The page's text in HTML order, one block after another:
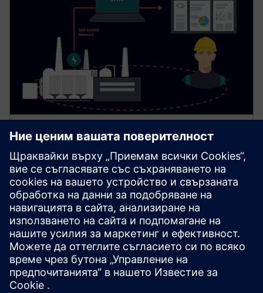
SIMATIC Energy Manager
Придобивайте, съхранявайте, анализирайте и
оценявайте подробни данни за потреблението от
всички машини. Мащабирайте от единични
машини до цели инсталации за ясна прозрачност,
като използвате отчетни и аналитични изгледи.
Събирайте енергийни данни ръчно чрез
приложението.